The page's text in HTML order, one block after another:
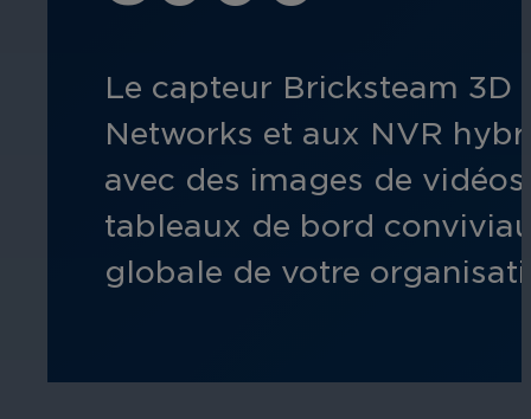
Le capteur Bricksteam
Networks et aux NVR
avec des images de
tableaux de bord
globale de votre